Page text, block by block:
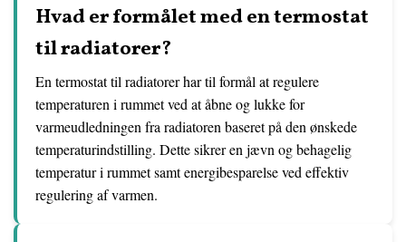
Hvad er formålet med en termostat
til radiatorer?
En termostat til radiatorer har til formål at regulere
temperaturen i rummet ved at åbne og lukke for
varmeudledningen fra radiatoren baseret på den ønskede
temperaturindstilling. Dette sikrer en jævn og behagelig
temperatur i rummet samt energibesparelse ved effektiv
regulering af varmen.